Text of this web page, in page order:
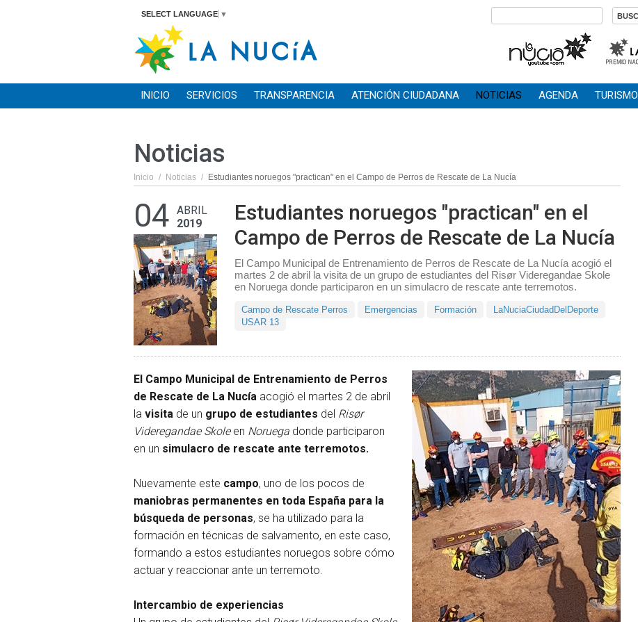
SELECT LANGUAGE ▼
INICIO SERVICIOS TRANSPARENCIA ATENCIÓN CIUDADANA NOTICIAS AGENDA TURISMO
Noticias
Inicio / Noticias / Estudiantes noruegos "practican" en el Campo de Perros de Rescate de La Nucía
04 ABRIL
2019
Estudiantes noruegos "practican" en el
Campo de Perros de Rescate de La Nucía
El Campo Municipal de Entrenamiento de Perros de Rescate de La Nucía acogió el
martes 2 de abril la visita de un grupo de estudiantes del Risør Videregandae Skole
en Noruega donde participaron en un simulacro de rescate ante terremotos.
Campo de Rescate Perros Emergencias Formación
LaNuciaCiudadDelDeporte
USAR 13
El Campo Municipal de Entrenamiento de Perros
de Rescate de La Nucía acogió el martes 2 de abril
la visita de un grupo de estudiantes del Risør
Videregandae Skoleen Noruega donde participaron
en un simulacro de rescate ante terremotos.
Nuevamente este campo, uno de los pocos de
maniobras permanentes en toda España para la
búsqueda de personas, se ha utilizado para la
formación en técnicas de salvamento, en este caso,
formando a estos estudiantes noruegos sobre cómo
actuar y reaccionar ante un terremoto.
Intercambio de experiencias